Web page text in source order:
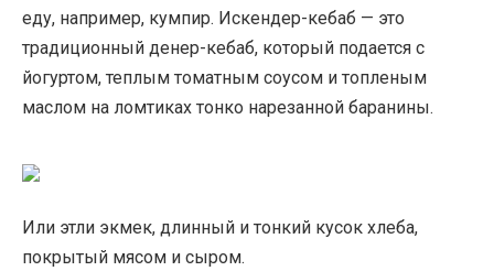
еду, например, кумпир. Искендер-кебаб — это
традиционный денер-кебаб, который подается с
йогуртом, теплым томатным соусом и топленым
маслом на ломтиках тонко нарезанной баранины.
Или этли экмек, длинный и тонкий кусок хлеба,
покрытый мясом и сыром.